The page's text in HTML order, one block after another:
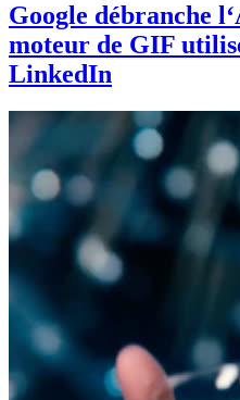
Google débranche
moteur de GIF
LinkedIn